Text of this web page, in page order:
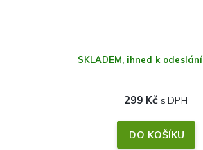
SKLADEM, ihned k odeslání
299 Kč
DO KOŠÍKU